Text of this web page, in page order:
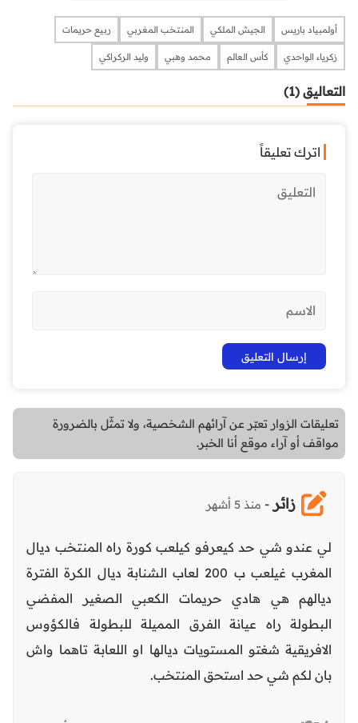
أولمبياد باريس الجيش الملكي المنتخب المغربي ربيع حريمات
زكرياء الواحدي كأس العالم محمد وهبي وليد الركراكي
التعاليق (1)
اترك تعليقاً
تعليقات الزوار تعبّر عن آرائهم الشخصية، ولا تمثّل بالضرورة
مواقف أو آراء موقع أنا الخبر.
زائر - منذ 5 أشهر
لي عندو شي حد كيعرفو كيلعب كورة راه المنتخب ديال
المغرب غيلعب ب 200 لعاب الشنابة ديال الكرة الفترة
ديالهم هي هادي حريمات الكعبي الصغير المفضي
البطولة راه عيانة الفرق المميلة للبطولة فالكؤوس
الافريقية شغتو المستويات ديالها او اللعابة تاهما واش
بان لكم شي حد استحق المنتخب.